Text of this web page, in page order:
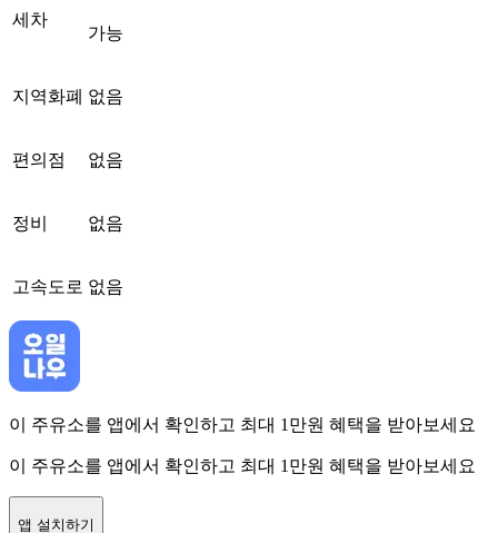
세차
가능
지역화폐 없음
편의점 없음
정비 없음
고속도로 없음
이 주유소를 앱에서 확인하고 최대 1만원 혜택을 받아보세요
이 주유소를 앱에서 확인하고 최대 1만원 혜택을 받아보세요
앱 설치하기